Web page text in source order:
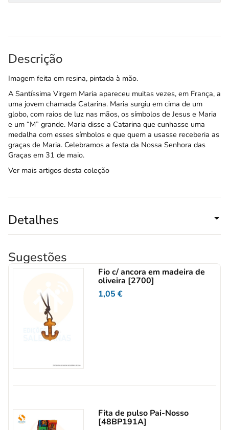
Descrição
Imagem feita em resina, pintada à mão.
A Santíssima Virgem Maria apareceu muitas vezes, em França, a
uma jovem chamada Catarina. Maria surgiu em cima de um
globo, com raios de luz nas mãos, os símbolos de Jesus e Maria
e um “M” grande. Maria disse a Catarina que cunhasse uma
medalha com esses símbolos e que quem a usasse receberia as
graças de Maria. Celebramos a festa da Nossa Senhora das
Graças em 31 de maio.
Ver mais artigos desta coleção
Detalhes
Sugestões
Fio c/ ancora em madeira de
oliveira [2700]
1,05€
Fita de pulso Pai-Nosso
[48BP191A]